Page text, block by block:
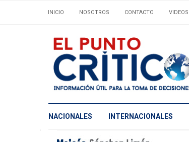
INICIO NOSOTROS CONTACTO VIDEOS
NACIONALES INTERNACIONALES